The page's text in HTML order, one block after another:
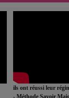
ils ont réussi leur
- Méthode Savoir